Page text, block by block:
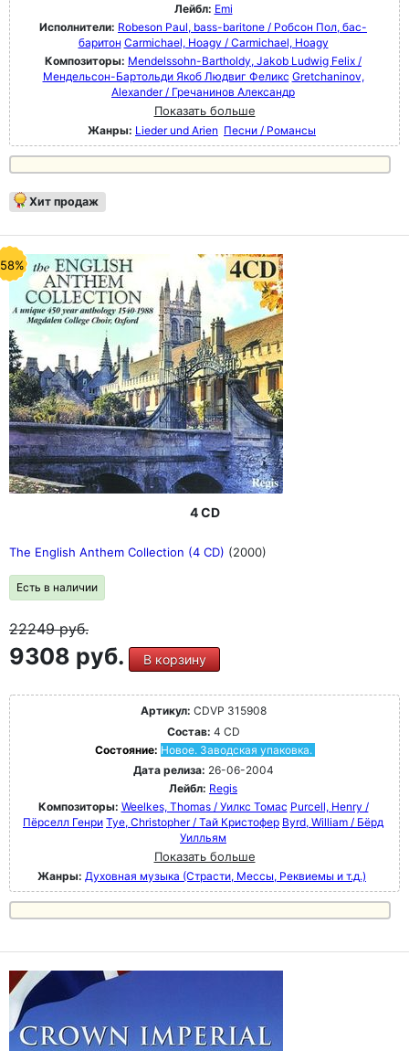
Лейбл: Emi
Исполнители: Robeson Paul, bass-baritone / Робсон Пол, бас-
баритон Carmichael, Hoagy / Carmichael, Hoagy
Композиторы: Mendelssohn-Bartholdy, Jakob Ludwig Felix /
Мендельсон-Бартольди Якоб Людвиг Феликс Gretchaninov,
Alexander / Гречанинов Александр
Показать больше
Жанры: Lieder und Arien Песни / Романсы
Хит продаж
4 CD
The English Anthem Collection (4 CD) (2000)
Есть в наличии
22249руб.
9308 руб. В корзину
Артикул: CDVP 315908
Состав: 4 CD
Состояние: Новое. Заводская упаковка.
Дата релиза: 26-06-2004
Лейбл: Regis
Композиторы: Weelkes, Thomas / Уилкс Томас Purcell, Henry /
Пёрселл Генри Tye, Christopher / Тай Кристофер Byrd, William / Бёрд
Уилльям
Показать больше
Жанры: Духовная музыка (Страсти, Мессы, Реквиемы и т.д.)